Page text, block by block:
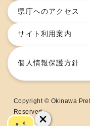
県庁へのアクセス
サイト利用案内
個人情報保護方針
Copyright © Okinawa
Reserved.